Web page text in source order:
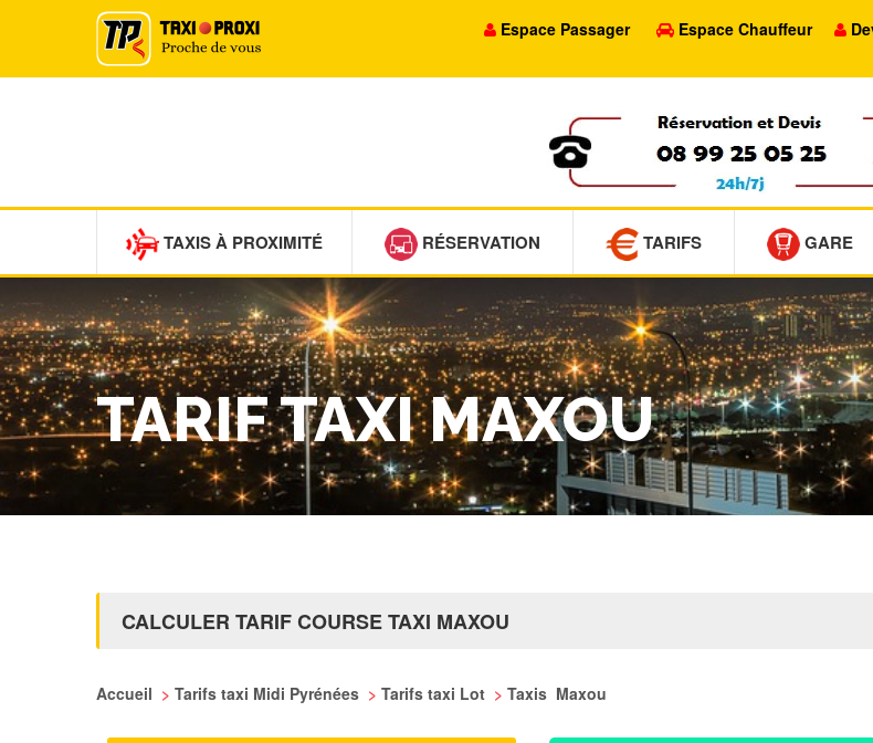
Espace Passager Espace Chauffeur
TAXIS À PROXIMITÉ RÉSERVATION TARIFS GARE
TARIF TAXI MAXOU
CALCULER TARIF COURSE TAXI MAXOU
Accueil > Tarifs taxi Midi Pyrénées > Tarifs taxi Lot > Taxis Maxou